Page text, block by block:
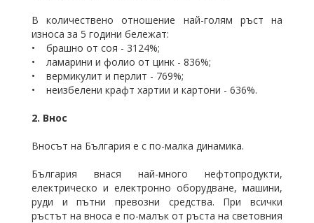
В количествено отношение най-голям ръст на
износа за 5 години бележат:
• брашно от соя - 3124%;
• ламарини и фолио от цинк - 836%;
• вермикулит и перлит - 769%;
• неизбелени крафт хартии и картони - 636%.
2. Внос
Вносът на България е с по-малка динамика.
България внася най-много нефтопродукти,
електрическо и електронно оборудване, машини,
руди и пътни превозни средства. При всички
ръстът на вноса е по-малък от ръста на световния